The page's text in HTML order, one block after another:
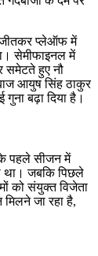
जीतकर प्लेऑफ में
सेमीफाइनल में
समेटते हुए नौ
आयुष सिंह ठाकुर
बढ़ा दिया है।
के पहले सीजन में
था। जबकि पिछले
को संयुक्त विजेता
जा रहा है,